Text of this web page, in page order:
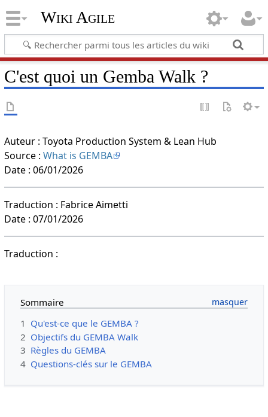
Wiki Agile
C'est quoi un Gemba Walk ?
Auteur : Toyota Production System & Lean Hub
Source : What is GEMBA
Date : 06/01/2026
Traduction : Fabrice Aimetti
Date : 07/01/2026
Traduction :
Sommaire
1 Qu'est-ce que le GEMBA ?
2 Objectifs du GEMBA Walk
3 Règles du GEMBA
4 Questions-clés sur le GEMBA